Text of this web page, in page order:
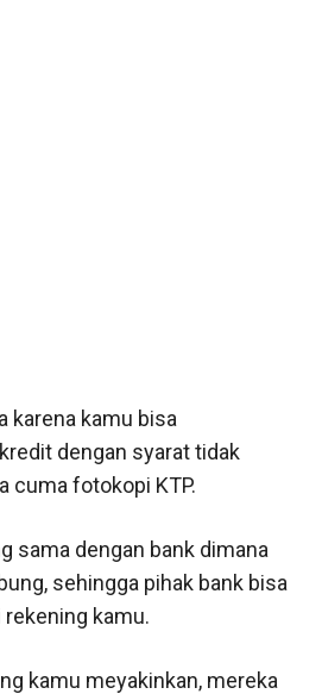
karena kamu bisa
dengan syarat tidak
cuma fotokopi KTP.
sama dengan bank dimana
sehingga pihak bank bisa
kamu.
kamu meyakinkan, mereka